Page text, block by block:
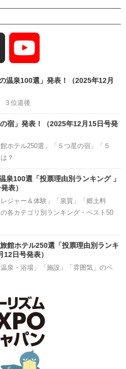
Channel
温泉100選」発表！（2025年12月
３位道後
宿」発表！（2025年12月15日号発
ホテル250選」「５つ星の宿」「５
？
泉100選「投票理由別ランキング 」
表）
レジャー＆体験」「泉質」「郷土料
各カテゴリ別ランキング・ベスト50
館ホテル250選「投票理由別ランキ
日号発表）
温泉・浴場」「施設」「雰囲気」のベ